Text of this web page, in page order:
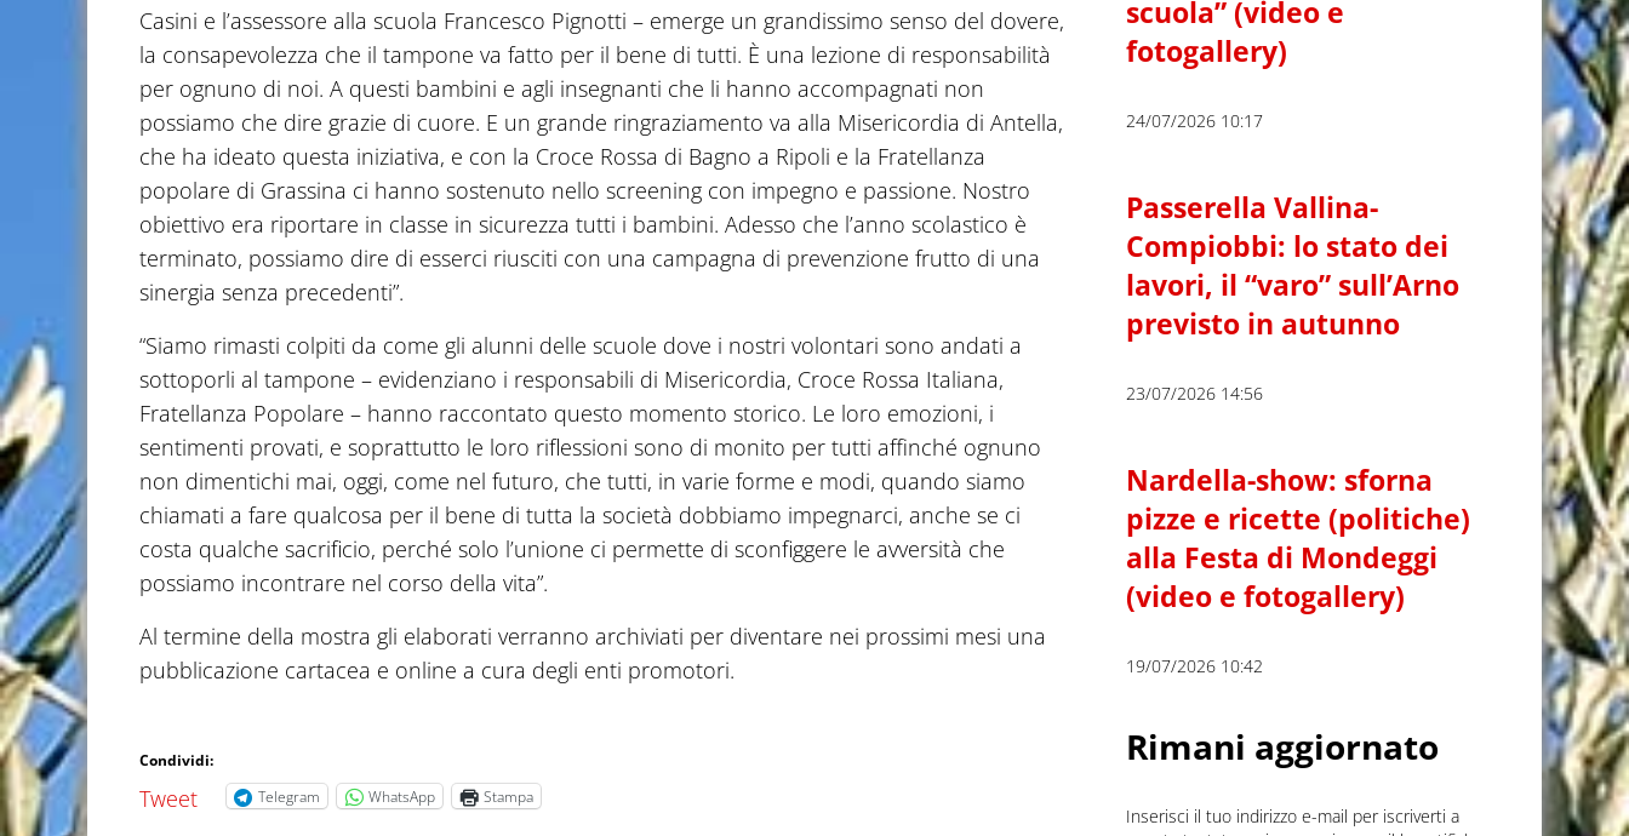
Casini e l’assessore alla scuola Francesco Pignotti – emerge un grandissimo senso del dovere,
la consapevolezza che il tampone va fatto per il bene di tutti. È una lezione di responsabilità
per ognuno di noi. A questi bambini e agli insegnanti che li hanno accompagnati non
possiamo che dire grazie di cuore. E un grande ringraziamento va alla Misericordia di Antella,
che ha ideato questa iniziativa, e con la Croce Rossa di Bagno a Ripoli e la Fratellanza
popolare di Grassina ci hanno sostenuto nello screening con impegno e passione. Nostro
obiettivo era riportare in classe in sicurezza tutti i bambini. Adesso che l’anno scolastico è
terminato, possiamo dire di esserci riusciti con una campagna di prevenzione frutto di una
sinergia senza precedenti”.
“Siamo rimasti colpiti da come gli alunni delle scuole dove i nostri volontari sono andati a
sottoporli al tampone – evidenziano i responsabili di Misericordia, Croce Rossa Italiana,
Fratellanza Popolare – hanno raccontato questo momento storico. Le loro emozioni, i
sentimenti provati, e soprattutto le loro riflessioni sono di monito per tutti affinché ognuno
non dimentichi mai, oggi, come nel futuro, che tutti, in varie forme e modi, quando siamo
chiamati a fare qualcosa per il bene di tutta la società dobbiamo impegnarci, anche se ci
costa qualche sacrificio, perché solo l’unione ci permette di sconfiggere le avversità che
possiamo incontrare nel corso della vita”.
Al termine della mostra gli elaborati verranno archiviati per diventare nei prossimi mesi una
pubblicazione cartacea e online a cura degli enti promotori.
Condividi:
Tweet Telegram WhatsApp Stampa
scuola” (video e
fotogallery)
24/07/2026 10:17
Passerella Vallina-
Compiobbi: lo stato dei
lavori, il “varo” sull’Arno
previsto in autunno
23/07/2026 14:56
Nardella-show: sforna
pizze e ricette (politiche)
alla Festa di Mondeggi
(video e fotogallery)
19/07/2026 10:42
Rimani aggiornato
Inserisci il tuo indirizzo e-mail per iscriverti a